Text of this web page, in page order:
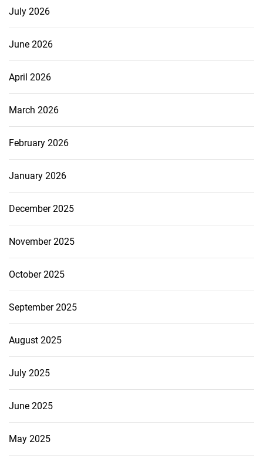
July 2026
June 2026
April 2026
March 2026
February 2026
January 2026
December 2025
November 2025
October 2025
September 2025
August 2025
July 2025
June 2025
May 2025